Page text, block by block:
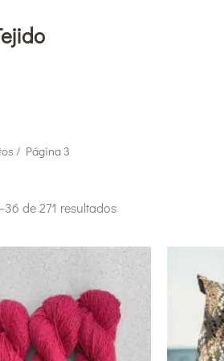
/ Página 3
de 271 resultados
tiene
múltiples